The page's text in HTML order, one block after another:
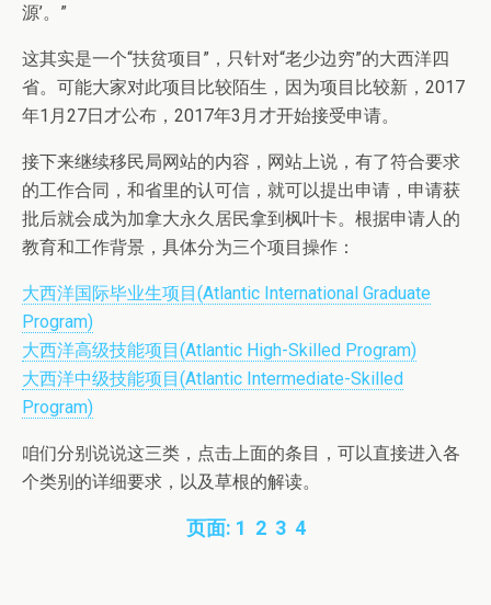
源’。”
这其实是一个“扶贫项目”，只针对“老少边穷”的大西洋四
省。可能大家对此项目比较陌生，因为项目比较新，2017
年1月27日才公布，2017年3月才开始接受申请。
接下来继续移民局网站的内容，网站上说，有了符合要求
的工作合同，和省里的认可信，就可以提出申请，申请获
批后就会成为加拿大永久居民拿到枫叶卡。根据申请人的
教育和工作背景，具体分为三个项目操作：
大西洋国际毕业生项目(Atlantic International Graduate
Program)
大西洋高级技能项目(Atlantic High-Skilled Program)
大西洋中级技能项目(Atlantic Intermediate-Skilled
Program)
咱们分别说说这三类，点击上面的条目，可以直接进入各
个类别的详细要求，以及草根的解读。
页面: 1 2 3 4